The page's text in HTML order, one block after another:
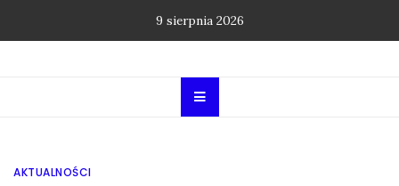
9 sierpnia 2026
AKTUALNOŚCI